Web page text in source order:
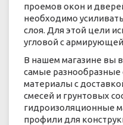
проемов окон и
необходимо
слоя. Для этой цели
угловой с
В нашем магазине вы
самые
материалы с
смесей и грунтовых
гидроизоляционные
профили для